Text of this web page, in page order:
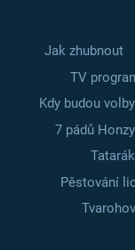
Jak zhubnout
TV
Kdy budou volby
7 pádů
Pěstování